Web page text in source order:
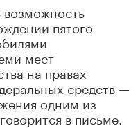
пятого
мест
на правах
средств —
одним из
в письме.